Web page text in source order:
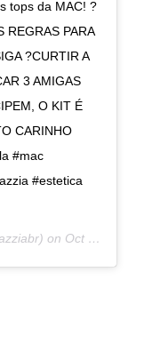
tops da MAC! ?
REGRAS PARA
?CURTIR A
3 AMIGAS
O KIT É
CARINHO
#mac
#estetica
on Oct 9, 2017 at 6:19pm PDT